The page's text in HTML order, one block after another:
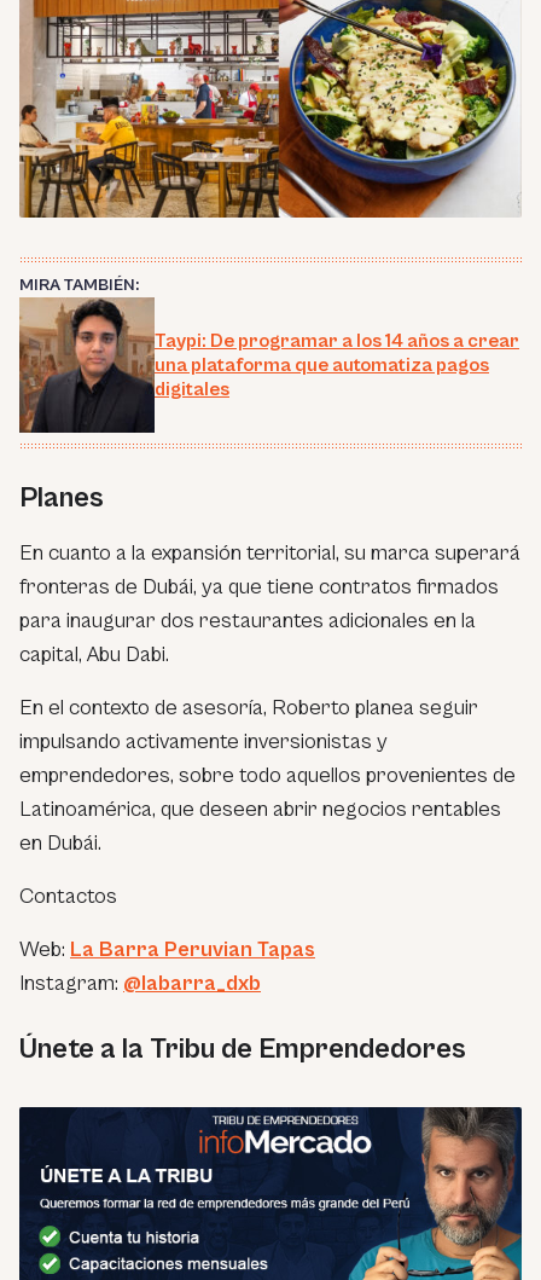
MIRA TAMBIÉN:
Taypi: De programar a los 14 años a crear
una plataforma que automatiza pagos
digitales
Planes
En cuanto a la expansión territorial, su marca superará
fronteras de Dubái, ya que tiene contratos firmados
para inaugurar dos restaurantes adicionales en la
capital, Abu Dabi.
En el contexto de asesoría, Roberto planea seguir
impulsando activamente inversionistas y
emprendedores, sobre todo aquellos provenientes de
Latinoamérica, que deseen abrir negocios rentables
en Dubái.
Contactos
Web: La Barra Peruvian Tapas
Instagram: @labarra_dxb
Únete a la Tribu de Emprendedores